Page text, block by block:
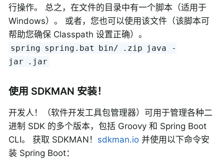
行操作。 总之，在文件的目录中有一个脚本（适用于
Windows）。 或者，您也可以使用该文件（该脚本可
帮助您确保 Classpath 设置正确）。
spring spring.bat bin/ .zip java -
jar
.jar
使用 SDKMAN 安装！
开发人！（软件开发工具包管理器）可用于管理各种二
进制 SDK 的多个版本，包括 Groovy 和 Spring Boot
CLI。 获取 SDKMAN！ sdkman.io 并使用以下命令安
装 Spring Boot：